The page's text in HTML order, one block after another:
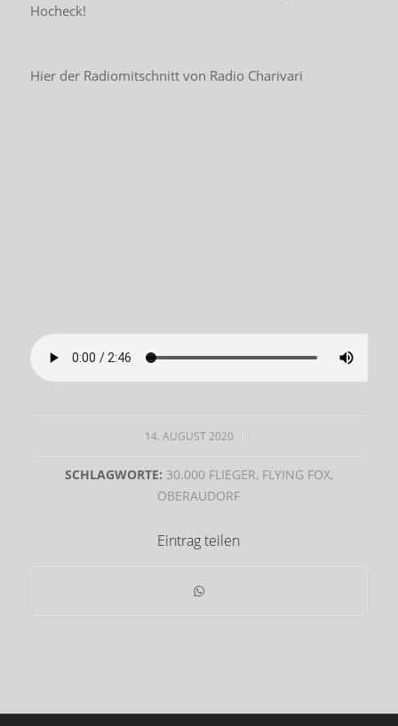
Hocheck!
Hier der Radiomitschnitt von Radio Charivari
14. AUGUST 2020
/
SCHLAGWORTE: 30.000 FLIEGER, FLYING FOX,
OBERAUDORF
Eintrag teilen